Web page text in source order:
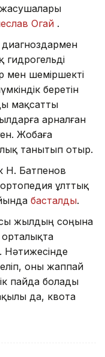
жасушалары
Огай .
гидрогельді
мен шеміршекті
беретін
мақсатты
арналған
Жобаға
танытып отыр.
Н. Батпенов
ұлттық
басталды.
жылдың соңына
орталықта
Нәтижесінде
оны жаппай
пайда болады
да, квота